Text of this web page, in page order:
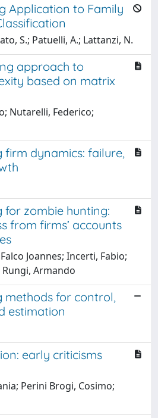
Application to Family
S.; Patuelli, A.; Lattanzi, N.
approach to
based on matrix
Nutarelli, Federico;
firm dynamics: failure,
for zombie hunting:
from firms’ accounts
Joannes; Incerti, Fabio;
Armando
methods for control,
estimation
early criticisms
Perini Brogi, Cosimo;